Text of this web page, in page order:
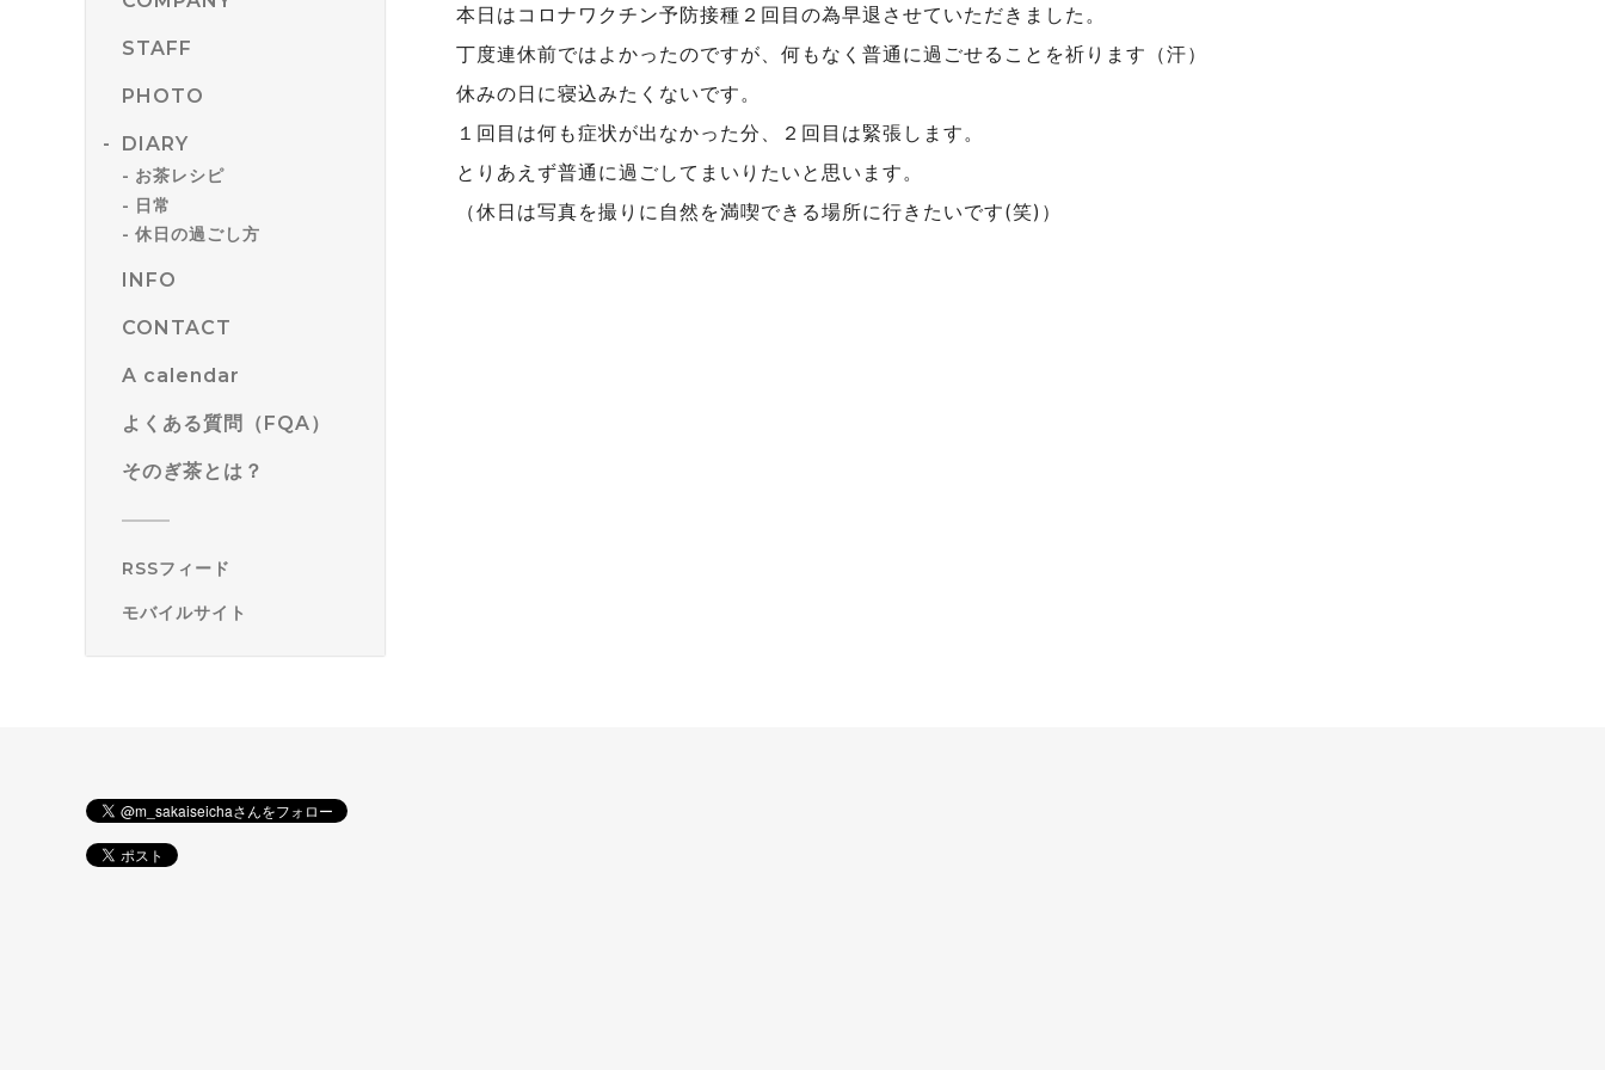
STAFF
PHOTO
DIARY
お茶レシピ
日常
休日の過ごし方
INFO
CONTACT
A calendar
よくある質問（FQA）
そのぎ茶とは？
RSSフィード
モバイルサイト
本日はコロナワクチン予防接種２回目の為早退させていただきました。
丁度連休前ではよかったのですが、何もなく普通に過ごせることを祈ります（汗）
休みの日に寝込みたくないです。
１回目は何も症状が出なかった分、２回目は緊張します。
とりあえず普通に過ごしてまいりたいと思います。
（休日は写真を撮りに自然を満喫できる場所に行きたいです(笑)）